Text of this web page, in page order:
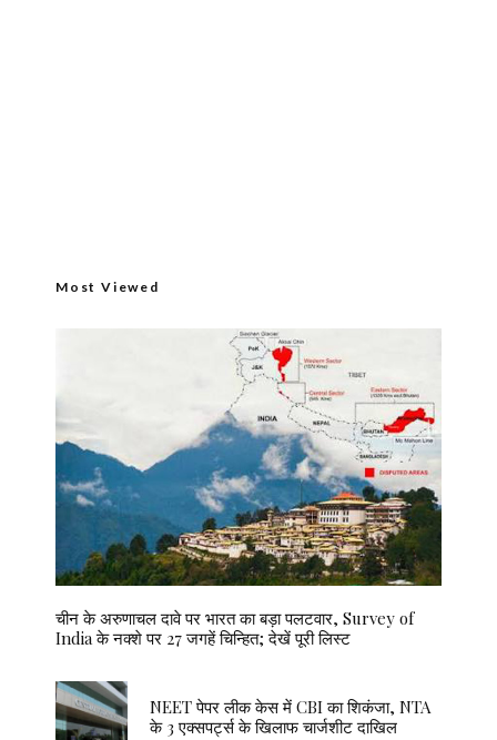
Most Viewed
चीन के अरुणाचल दावे पर भारत का बड़ा पलटवार, Survey of
India के नक्शे पर 27 जगहें चिन्हित; देखें पूरी लिस्ट
NEET पेपर लीक केस में CBI का शिकंजा, NTA
के 3 एक्सपर्ट्स के खिलाफ चार्जशीट दाखिल